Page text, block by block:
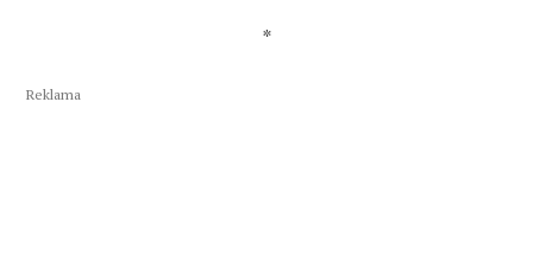
*
Reklama